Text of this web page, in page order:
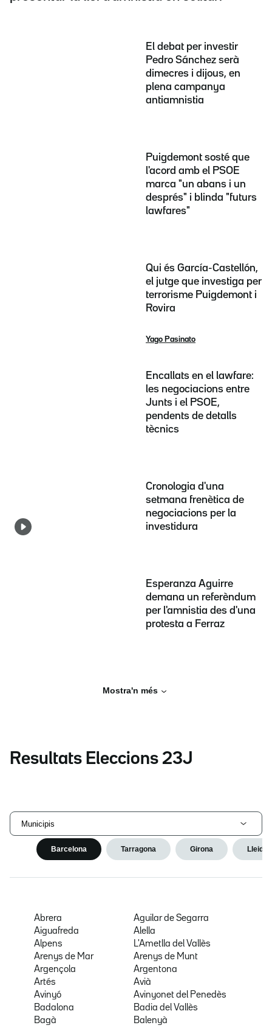
El debat per investir
Pedro Sánchez serà
dimecres i dijous, en
plena campanya
antiamnistia
Puigdemont sosté que
l'acord amb el PSOE
marca "un abans i un
després" i blinda "futurs
lawfares"
Qui és García-Castellón,
el jutge que investiga per
terrorisme Puigdemont i
Rovira
Yago Pasinato
Encallats en el lawfare:
les negociacions entre
Junts i el PSOE,
pendents de detalls
tècnics
Cronologia d'una
setmana frenètica de
negociacions per la
investidura
Esperanza Aguirre
demana un referèndum
per l'amnistia des d'una
protesta a Ferraz
Mostra'n més
Resultats Eleccions 23J
Municipis
Barcelona Tarragona Girona Lleida
Abrera
Aguilar de Segarra
Aiguafreda
Alella
Alpens
L'Ametlla del Vallès
Arenys de Mar
Arenys de Munt
Argençola
Argentona
Artés
Avià
Avinyó
Avinyonet del Penedès
Badalona
Badia del Vallès
Bagà
Balenyà